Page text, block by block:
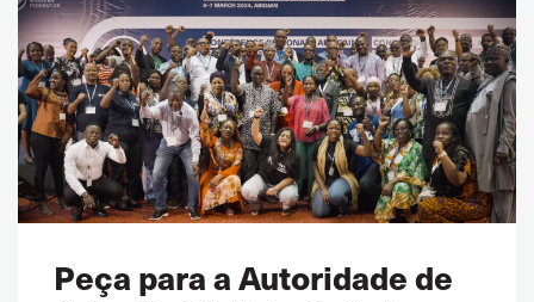
Peça para a Autoridade de